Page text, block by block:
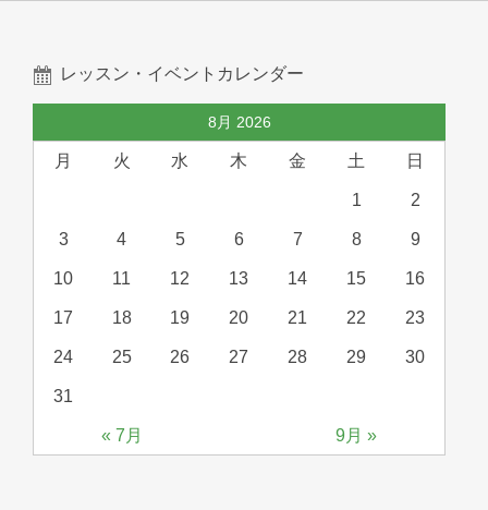
レッスン・イベントカレンダー
8月 2026
月 火 水 木 金 土 日
1 2
3 4 5 6 7 8 9
10 11 12 13 14 15 16
17 18 19 20 21 22 23
24 25 26 27 28 29 30
31
« 7月 9月 »